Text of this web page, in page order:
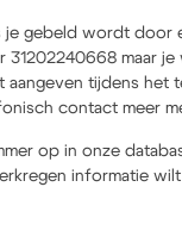
je gebeld wordt door
31202240668 maar je
aangeven tijdens het
contact meer
op in onze
informatie